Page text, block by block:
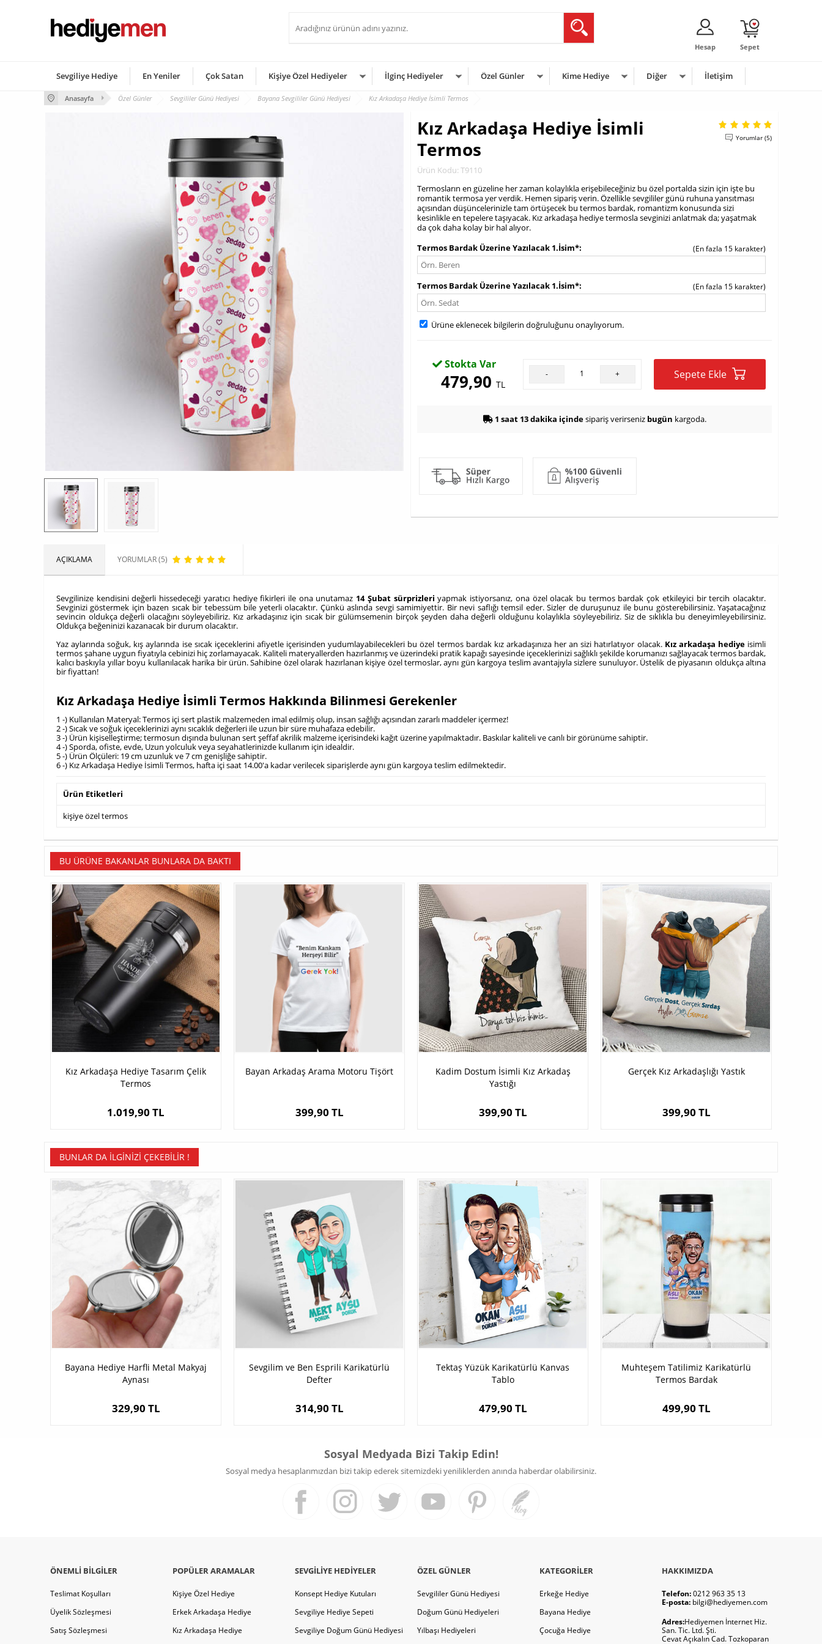
Sepet
Hesap
Sevgiliye Hediye En Yeniler Çok Satan Kişiye Özel Hediyeler İlginç Hediyeler Özel Günler Kime Hediye Diğer İletişim
Anasayfa Özel Günler Sevgililer Günü Hediyesi Bayana Sevgililer Günü Hediyesi Kız Arkadaşa Hediye İsimli Termos
Kız Arkadaşa Hediye İsimli
Termos
Ürün Kodu: T9110
Yorumlar (5)
Termosların en güzeline her zaman kolaylıkla erişebileceğiniz bu özel portalda sizin için işte bu
romantik termosa yer verdik. Hemen sipariş verin. Özellikle sevgililer günü ruhuna yansıtması
açısından düşüncelerinizle tam örtüşecek bu termos bardak, romantizm konusunda sizi
kesinlikle en tepelere taşıyacak. Kız arkadaşa hediye termosla sevginizi anlatmak da; yaşatmak
da çok daha kolay bir hal alıyor.
Termos Bardak Üzerine Yazılacak 1.İsim*
(En fazla 15 karakter)
Termos Bardak Üzerine Yazılacak 1.İsim* (En fazla 15 karakter)
Ürüne eklenecek bilgilerin doğruluğunu onaylıyorum.
Stokta Var
479,90TL
- + Sepete Ekle
1 saat 13 dakika içindesipariş verirseniz bugün kargoda.
AÇIKLAMA YORUMLAR (5)
Sevgilinize kendisini değerli hissedeceği yaratıcı hediye fikirleri ile ona unutamaz 14 Şubat sürprizleri yapmak istiyorsanız, ona özel olacak bu termos bardak çok etkileyici bir tercih olacaktır.
Sevginizi göstermek için bazen sıcak bir tebessüm bile yeterli olacaktır. Çünkü aslında sevgi samimiyettir. Bir nevi saflığı temsil eder. Sizler de duruşunuz ile bunu gösterebilirsiniz. Yaşatacağınız
sevincin oldukça değerli olacağını söyleyebiliriz. Kız arkadaşınız için sıcak bir gülümsemenin birçok şeyden daha değerli olduğunu kolaylıkla söyleyebiliriz. Siz de sıklıkla bu deneyimleyebilirsiniz.
Oldukça beğeninizi kazanacak bir durum olacaktır.
Yaz aylarında soğuk, kış aylarında ise sıcak içeceklerini afiyetle içerisinden yudumlayabilecekleri bu özel termos bardak kız arkadaşınıza her an sizi hatırlatıyor olacak. Kız arkadaşa hediyeisimli
termos şahane uygun fiyatıyla cebinizi hiç zorlamayacak. Kaliteli materyallerden hazırlanmış ve üzerindeki pratik kapağı sayesinde içeceklerinizi sağlıklı şekilde korumanızı sağlayacak termos bardak,
kalıcı baskıyla yıllar boyu kullanılacak harika bir ürün. Sahibine özel olarak hazırlanan kişiye özel termoslar, aynı gün kargoya teslim avantajıyla sizlere sunuluyor. Üstelik de piyasanın oldukça altına
bir fiyattan!
Kız Arkadaşa Hediye İsimli Termos Hakkında Bilinmesi Gerekenler
1 -) Kullanılan Materyal: Termos içi sert plastik malzemeden imal edilmiş olup, insan sağlığı açısından zararlı maddeler içermez!
2 -) Sıcak ve soğuk içeceklerinizi aynı sıcaklık değerleri ile uzun bir süre muhafaza edebilir.
3 -) Ürün kişiselleştirme; termosun dışında bulunan sert şeffaf akrilik malzeme içerisindeki kağıt üzerine yapılmaktadır. Baskılar kaliteli ve canlı bir görünüme sahiptir.
4 -) Sporda, ofiste, evde, Uzun yolculuk veya seyahatlerinizde kullanım için idealdir.
5 -) Ürün Ölçüleri: 19 cm uzunluk ve 7 cm genişliğe sahiptir.
6 -) Kız Arkadaşa Hediye İsimli Termos, hafta içi saat 14.00'a kadar verilecek siparişlerde aynı gün kargoya teslim edilmektedir.
Ürün Etiketleri
kişiye özel termos
BU ÜRÜNE BAKANLAR BUNLARA DA BAKTI
Kız Arkadaşa Hediye Tasarım Çelik
Termos
1.019,90 TL
Bayan Arkadaş Arama Motoru Tişört
399,90 TL
Kadim Dostum İsimli Kız Arkadaş
Yastığı
399,90 TL
Gerçek Kız Arkadaşlığı Yastık
399,90 TL
BUNLAR DA İLGINIZI ÇEKEBILIR !
Bayana Hediye Harfli Metal Makyaj
Aynası
329,90 TL
Sevgilim ve Ben Esprili Karikatürlü
Defter
314,90 TL
Tektaş Yüzük Karikatürlü Kanvas
Tablo
479,90 TL
Muhteşem Tatilimiz Karikatürlü
Termos Bardak
499,90 TL
Sosyal Medyada Bizi Takip Edin!
Sosyal medya hesaplarımızdan bizi takip ederek sitemizdeki yeniliklerden anında haberdar olabilirsiniz.
ÖNEMLI BILGILER
Teslimat Koşulları
Üyelik Sözleşmesi
Satış Sözleşmesi
POPÜLER ARAMALAR
Kişiye Özel Hediye
Erkek Arkadaşa Hediye
Kız Arkadaşa Hediye
SEVGILIYE HEDIYELER
Konsept Hediye Kutuları
Sevgiliye Hediye Sepeti
Sevgiliye Doğum Günü Hediyesi
ÖZEL GÜNLER
Sevgililer Günü Hediyesi
Doğum Günü Hediyeleri
Yılbaşı Hediyeleri
KATEGORILER
Erkeğe Hediye
Bayana Hediye
Çocuğa Hediye
HAKKIMIZDA
Telefon:0212 963 35 13
E-posta: bilgi@hediyemen.com
Adres:Hediyemen İnternet Hiz.
San. Tic. Ltd. Şti.
Cevat Açıkalın Cad. Tozkoparan